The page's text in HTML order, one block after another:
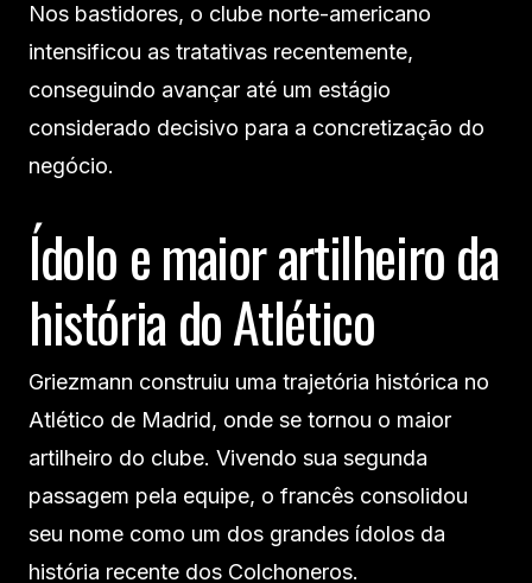
Nos bastidores, o clube norte-americano
intensificou as tratativas recentemente,
conseguindo avançar até um estágio
considerado decisivo para a concretização do
negócio.
Ídolo e maior artilheiro da
história do Atlético
Griezmann construiu uma trajetória histórica no
Atlético de Madrid, onde se tornou o maior
artilheiro do clube. Vivendo sua segunda
passagem pela equipe, o francês consolidou
seu nome como um dos grandes ídolos da
história recente dos Colchoneros.